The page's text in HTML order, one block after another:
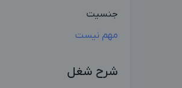
جنسیت
مهم نیست
شرح شغل